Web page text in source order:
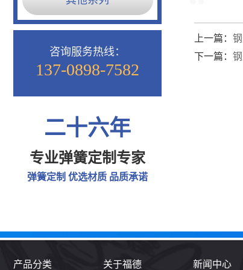
咨询服务热线：
137-0898-7582
二十六年
专业弹簧定制专家
弹簧定制 优选材质 品质承诺
上一篇：
下一篇：
产品分类 关于福德 新闻中心